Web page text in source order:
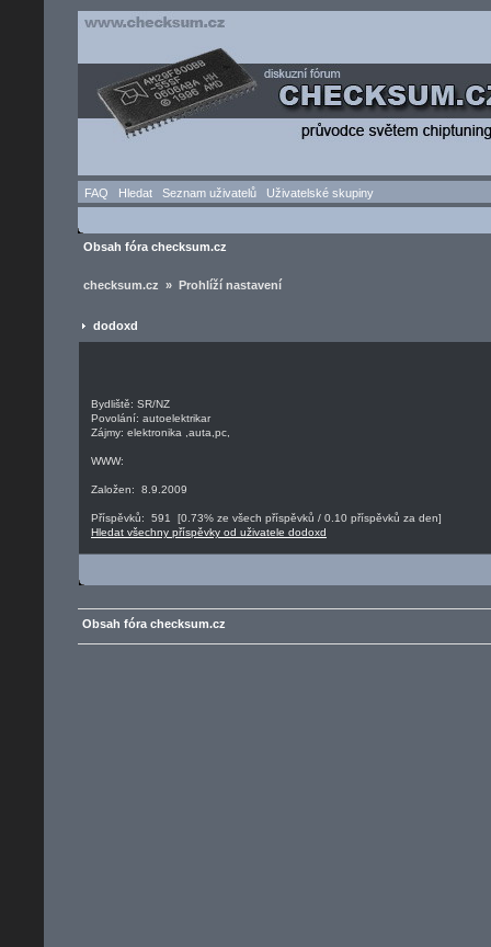
FAQ Hledat Seznam uživatelů Uživatelské skupiny
Obsah fóra checksum.cz
checksum.cz » Prohlíží nastavení
dodoxd
Bydliště: SR/NZ
Povolání: autoelektrikar
Zájmy: elektronika ,auta,pc,
WWW:
Založen: 8.9.2009
Příspěvků: 591 [0.73% ze všech příspěvků / 0.10 příspěvků za den]
Hledat všechny příspěvky od uživatele dodoxd
Obsah fóra checksum.cz